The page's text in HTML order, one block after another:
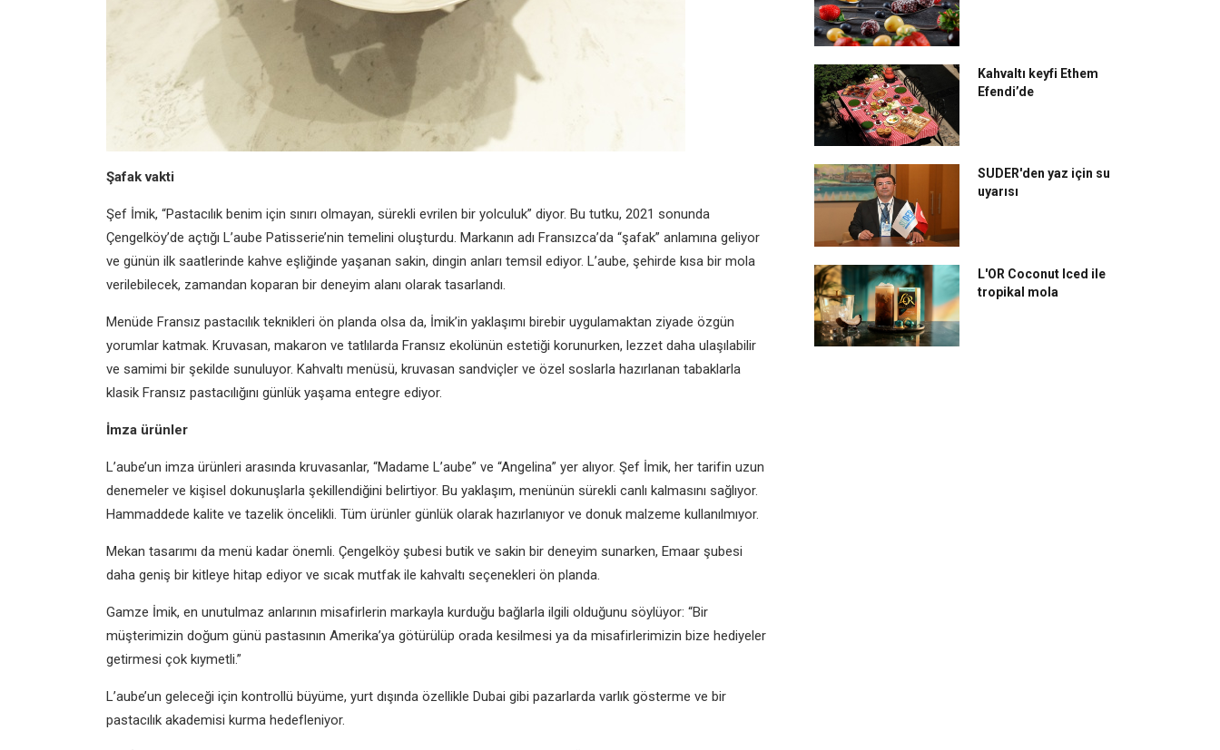
Şafak vakti
Şef İmik, “Pastacılık benim için sınırı olmayan, sürekli evrilen bir yolculuk” diyor. Bu tutku, 2021 sonunda
Çengelköy’de açtığı L’aube Patisserie’nin temelini oluşturdu. Markanın adı Fransızca’da “şafak” anlamına geliyor
ve günün ilk saatlerinde kahve eşliğinde yaşanan sakin, dingin anları temsil ediyor. L’aube, şehirde kısa bir mola
verilebilecek, zamandan koparan bir deneyim alanı olarak tasarlandı.
Menüde Fransız pastacılık teknikleri ön planda olsa da, İmik’in yaklaşımı birebir uygulamaktan ziyade özgün
yorumlar katmak. Kruvasan, makaron ve tatlılarda Fransız ekolünün estetiği korunurken, lezzet daha ulaşılabilir
ve samimi bir şekilde sunuluyor. Kahvaltı menüsü, kruvasan sandviçler ve özel soslarla hazırlanan tabaklarla
klasik Fransız pastacılığını günlük yaşama entegre ediyor.
İmza ürünler
L’aube’un imza ürünleri arasında kruvasanlar, “Madame L’aube” ve “Angelina” yer alıyor. Şef İmik, her tarifin uzun
denemeler ve kişisel dokunuşlarla şekillendiğini belirtiyor. Bu yaklaşım, menünün sürekli canlı kalmasını sağlıyor.
Hammaddede kalite ve tazelik öncelikli. Tüm ürünler günlük olarak hazırlanıyor ve donuk malzeme kullanılmıyor.
Mekan tasarımı da menü kadar önemli. Çengelköy şubesi butik ve sakin bir deneyim sunarken, Emaar şubesi
daha geniş bir kitleye hitap ediyor ve sıcak mutfak ile kahvaltı seçenekleri ön planda.
Gamze İmik, en unutulmaz anlarının misafirlerin markayla kurduğu bağlarla ilgili olduğunu söylüyor: “Bir
müşterimizin doğum günü pastasının Amerika’ya götürülüp orada kesilmesi ya da misafirlerimizin bize hediyeler
getirmesi çok kıymetli.”
L’aube’un geleceği için kontrollü büyüme, yurt dışında özellikle Dubai gibi pazarlarda varlık gösterme ve bir
pastacılık akademisi kurma hedefleniyor.
Kahvaltı keyfi Ethem
Efendi’de
SUDER'den yaz için su
uyarısı
L'OR Coconut Iced ile
tropikal mola